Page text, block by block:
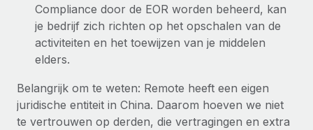
Compliance door de EOR worden beheerd, kan
je bedrijf zich richten op het opschalen van de
activiteiten en het toewijzen van je middelen
elders.
Belangrijk om te weten: Remote heeft een eigen
juridische entiteit in China. Daarom hoeven we niet
te vertrouwen op derden, die vertragingen en extra